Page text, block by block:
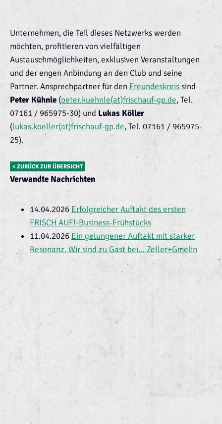
Unternehmen, die Teil dieses Netzwerks werden
möchten, profitieren von vielfältigen
Austauschmöglichkeiten, exklusiven Veranstaltungen
und der engen Anbindung an den Club und seine
Partner. Ansprechpartner für den Freundeskreissind
Peter Kühnle (peter.kuehnle(at)frischauf-gp.de, Tel.
07161 / 965975-30) und Lukas Köller
(lukas.koeller(at)frischauf-gp.de, Tel. 07161 / 965975-
25).
< ZURÜCK ZUR ÜBERSICHT
Verwandte Nachrichten
14.04.2026 Erfolgreicher Auftakt des ersten
FRISCH AUF!-Business-Frühstücks
11.04.2026 Ein gelungener Auftakt mit starker
Resonanz. Wir sind zu Gast bei… Zeller+Gmelin